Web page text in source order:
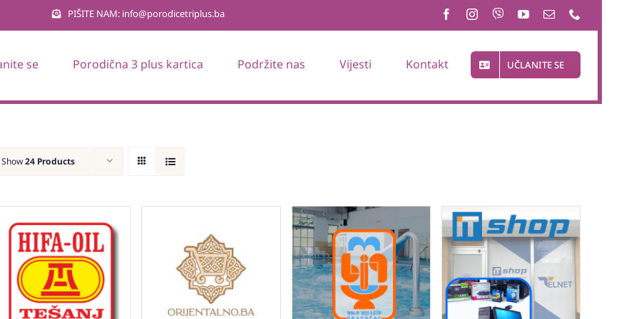
PIŠITE NAM: info@porodicetriplus.ba
se Porodična 3 plus kartica Podržite nas Vijesti Kontakt UČLANITE SE
Show24 Products